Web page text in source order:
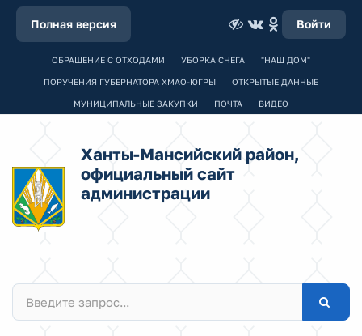
Полная версия Войти
ОБРАЩЕНИЕ С ОТХОДАМИ УБОРКА СНЕГА "НАШ ДОМ"
ПОРУЧЕНИЯ ГУБЕРНАТОРА ХМАО-ЮГРЫ ОТКРЫТЫЕ ДАННЫЕ
МУНИЦИПАЛЬНЫЕ ЗАКУПКИ ПОЧТА ВИДЕО
Ханты-Мансийский район,
официальный сайт
администрации